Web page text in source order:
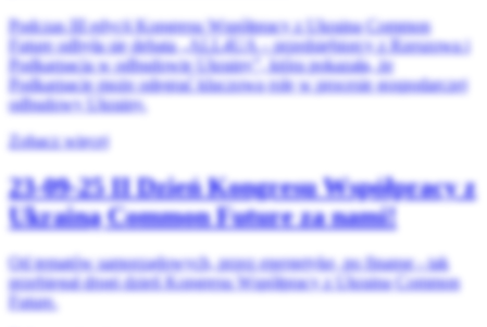
Podczas III edycji Kongresu Współpracy z Ukrainą Common
Future odbyła się debata „ALL4UA – przedsiębiorcy z Rzeszowa i
Podkarpacia w odbudowie Ukrainy”, która pokazała, że
Podkarpacie może odegrać kluczową rolę w procesie gospodarczej
odbudowy Ukrainy.
Zobacz więcej
23-09-25II Dzień Kongresu Współpracy z
Ukrainą Common Future za nami!
Od tematów samorządowych, przez energetykę, po finanse - tak
przebiegał drugi dzień Kongresu Współpracy z Ukrainą Common
Future.